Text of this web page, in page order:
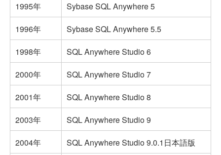
1995年
Sybase SQL Anywhere 5
1996年
Sybase SQL Anywhere 5.5
1998年
SQL Anywhere Studio 6
2000年
SQL Anywhere Studio 7
2001年
SQL Anywhere Studio 8
2003年
SQL Anywhere Studio 9
2004年
SQL Anywhere Studio 9.0.1日本語版